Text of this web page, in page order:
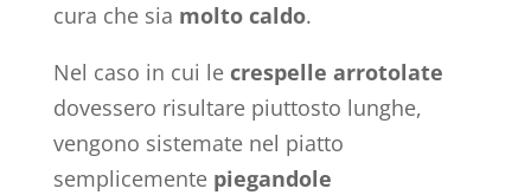
cura che sia molto caldo.
Nel caso in cui le crespelle arrotolate
dovessero risultare piuttosto lunghe,
vengono sistemate nel piatto
semplicemente piegandole